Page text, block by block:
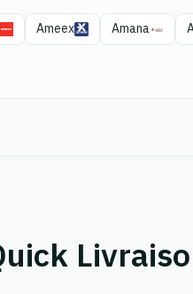
Amana
Ameex